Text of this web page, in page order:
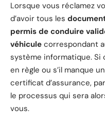
Lorsque vous réclamez
d’avoir tous les
permis de conduire
véhicule correspondant
système informatique. Si
en règle ou s’il manque
certificat d’assurance,
le processus qui sera
vous.